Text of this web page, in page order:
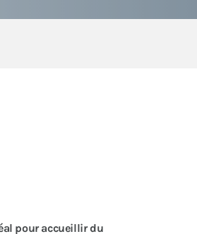
pour accueillir du